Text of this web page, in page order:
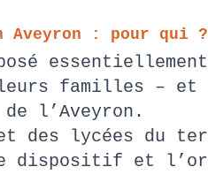
Aveyron : pour qui ?
familles – et
l’Aveyron.
et des lycées
dispositif et